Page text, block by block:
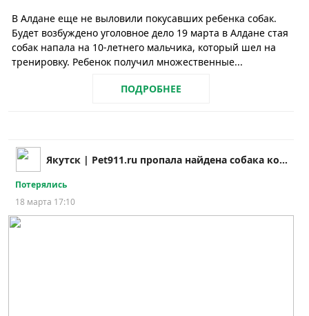
В Алдане еще не выловили покусавших ребенка собак.
Будет возбуждено уголовное дело 19 марта в Алдане стая
собак напала на 10-летнего мальчика, который шел на
тренировку. Ребенок получил множественные...
ПОДРОБНЕЕ
Якутск | Pet911.ru пропала найдена собака кошка
Потерялись
18 марта 17:10